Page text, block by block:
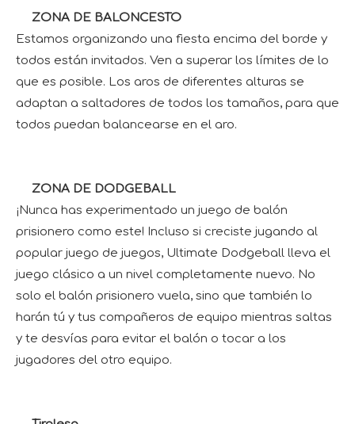
ZONA DE BALONCESTO
Estamos organizando una fiesta encima del borde y
todos están invitados. Ven a superar los límites de lo
que es posible. Los aros de diferentes alturas se
adaptan a saltadores de todos los tamaños, para que
todos puedan balancearse en el aro.
ZONA DE DODGEBALL
¡Nunca has experimentado un juego de balón
prisionero como este! Incluso si creciste jugando al
popular juego de juegos, Ultimate Dodgeball lleva el
juego clásico a un nivel completamente nuevo. No
solo el balón prisionero vuela, sino que también lo
harán tú y tus compañeros de equipo mientras saltas
y te desvías para evitar el balón o tocar a los
jugadores del otro equipo.